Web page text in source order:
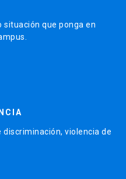
situación que ponga en
discriminación, violencia de